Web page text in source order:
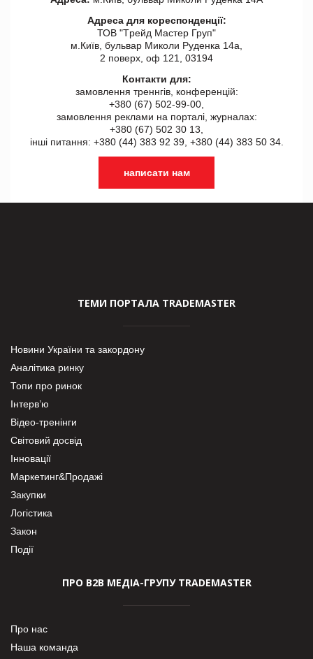
Адреса для кореспонденції:
ТОВ "Tрейд Мастер Груп"
м.Київ, бульвар Миколи Руденка 14а,
2 поверх, оф 121, 03194
Контакти для:
замовлення треннгів, конференцій:
+380 (67) 502-99-00,
замовлення реклами на порталі, журналах:
+380 (67) 502 30 13,
інші питання: +380 (44) 383 92 39, +380 (44) 383 50 34.
написати нам
ТЕМИ ПОРТАЛА TRADEMASTER
Новини України та закордону
Аналітика ринку
Топи про ринок
Інтерв’ю
Відео-тренінги
Світовий досвід
Інновації
Маркетинг&Продажі
Закупки
Логістика
Закон
Події
ПРО В2В МЕДІА-ГРУПУ TRADEMASTER
Про нас
Наша команда